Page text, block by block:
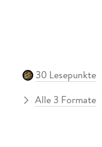
30 Lesepunkte
Alle 3 Formate